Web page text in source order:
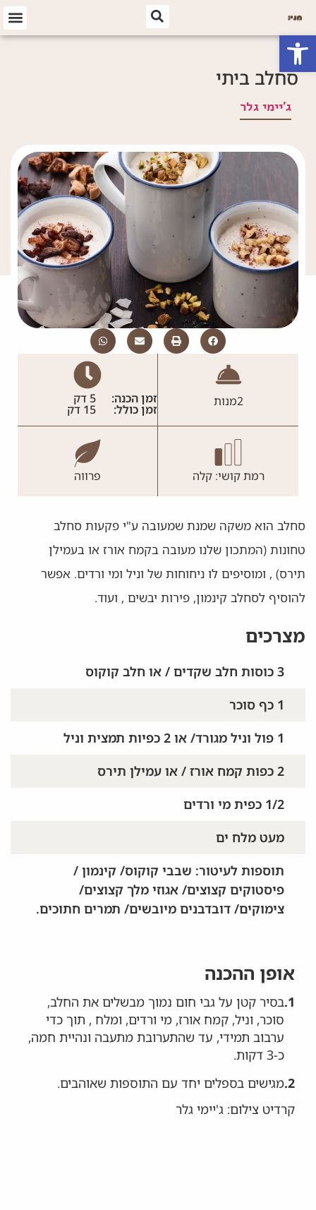
פתח סרגל נגישות
סחלב ביתי
ג'יימי גלר
2מנות זמן הכנה: 5 דק
זמן כולל: 15 דק
רמת קושי: קלה פרווה
סחלב הוא משקה שמנת שמעובה ע"י פקעות סחלב
טחונות (המתכון שלנו מעובה בקמח אורז או בעמילן
תירס) , ומוסיפים לו ניחוחות של וניל ומי ורדים. אפשר
להוסיף לסחלב קינמון, פירות יבשים , ועוד.
מצרכים
3 כוסות חלב שקדים / או חלב קוקוס
1 כף סוכר
1 פול וניל מגורד/ או 2 כפיות תמצית וניל
2 כפות קמח אורז / או עמילן תירס
1/2 כפית מי ורדים
מעט מלח ים
תוספות לעיטור: שבבי קוקוס/ קינמון /
פיסטוקים קצוצים/ אגוזי מלך קצוצים/
צימוקים/ דובדבנים מיובשים/ תמרים חתוכים.
אופן ההכנה
1. בסיר קטן על גבי חום נמוך מבשלים את החלב,
סוכר, וניל, קמח אורז, מי ורדים, ומלח , תוך כדי
ערבוב תמידי, עד שהתערובת מתעבה ונהיית חמה,
כ-3 דקות.
2. מגישים בספלים יחד עם התוספות שאוהבים.
קרדיט צילום: ג'יימי גלר